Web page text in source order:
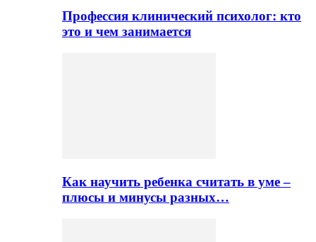
Профессия клинический психолог: кто
это и чем занимается
Как научить ребенка считать в уме –
плюсы и минусы разных…